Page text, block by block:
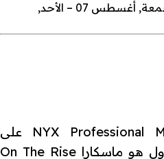
الجمعة, أغسطس 07 – الأحد,
تحتوي مجموعة NYX Professional Makeup على
منتجين لمكياج عيونكِ. الأول هو ماسكارا On The Rise